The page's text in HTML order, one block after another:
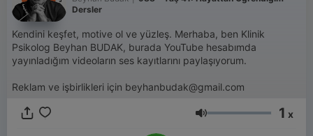
Dersler
Kendini keşfet, motive ol ve yüzleş. Merhaba, ben Klinik
Psikolog Beyhan BUDAK, burada YouTube hesabımda
yayınladığım videoların ses kayıtlarını paylaşıyorum.
Reklam ve işbirlikleri için beyhanbudak@gmail.com
Volume 1 x